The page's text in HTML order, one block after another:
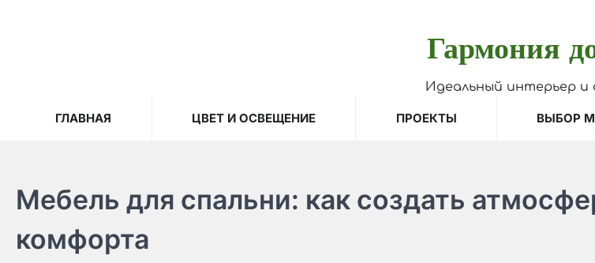
Гармония
Идеальный интерьер и
ГЛАВНАЯ ЦВЕТ И ОСВЕЩЕНИЕ ПРОЕКТЫ ВЫБОР
Мебель для спальни: как создать
комфорта